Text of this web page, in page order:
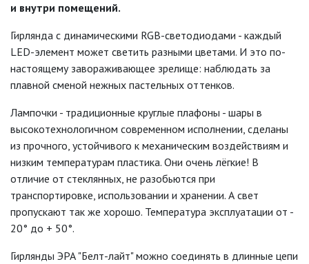
МОДУЛЬНЫЕ СИСТЕМЫ
ОСВЕЩЕНИЯ (LED МОДУЛИ)
НИЗКОВОЛЬТНОЕ
ОБОРУДОВАНИЕ
НОВОГОДНЕЕ ОСВЕЩЕНИЕ
БЕЛТ-ЛАЙТ
ГИРЛЯНДЫ
и внутри помещений.
Гирлянда с динамическими RGB-светодиодами - каждый
LED-элемент может светить разными цветами. И это по-
настоящему завораживающее зрелище: наблюдать за
плавной сменой нежных пастельных оттенков.
Лампочки - традиционные круглые плафоны - шары в
высокотехнологичном современном исполнении, сделаны
из прочного, устойчивого к механическим воздействиям и
низким температурам пластика. Они очень лёгкие! В
отличие от стеклянных, не разобьются при
транспортировке, использовании и хранении. А свет
пропускают так же хорошо. Температура эксплуатации от -
20° до + 50°.
Гирлянды ЭРА "Белт-лайт" можно соединять в длинные цепи